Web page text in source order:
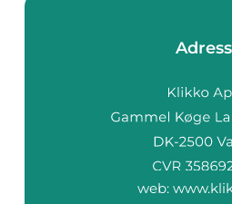
Adress
web: